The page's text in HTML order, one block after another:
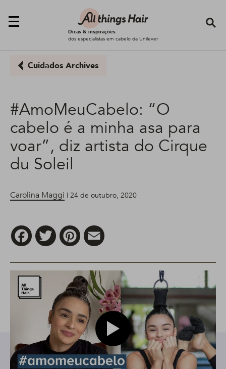
Dicas & inspirações
dos especialistas em cabelo da Unilever
Cuidados Archives
#AmoMeuCabelo: “O
cabelo é a minha asa para
voar”, diz artista do Cirque
du Soleil
Carolina Maggi | 24 de outubro, 2020
FacebookTwitter Pinterest
Play video vanessa calado,